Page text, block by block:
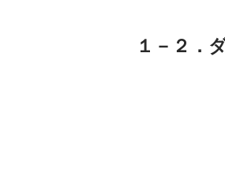
１－２．